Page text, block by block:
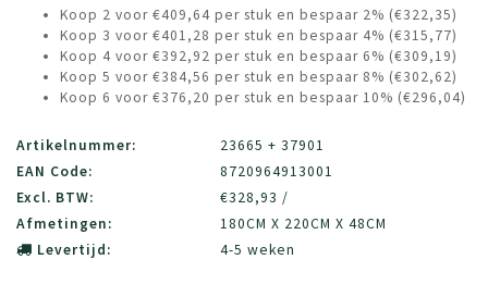
Koop 2 voor €409,64 per stuk en bespaar 2% (€322,35)
Koop 3 voor €401,28 per stuk en bespaar 4% (€315,77)
Koop 4 voor €392,92 per stuk en bespaar 6% (€309,19)
Koop 5 voor €384,56 per stuk en bespaar 8% (€302,62)
Koop 6 voor €376,20 per stuk en bespaar 10% (€296,04)
Artikelnummer:
23665 + 37901
EAN Code:
8720964913001
Excl. BTW:
€328,93 /
Afmetingen:
180CM X 220CM X 48CM
Levertijd:
4-5 weken